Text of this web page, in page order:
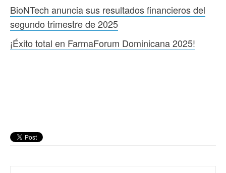
BioNTech anuncia sus resultados financieros del
segundo trimestre de 2025
¡Éxito total en FarmaForum Dominicana 2025!